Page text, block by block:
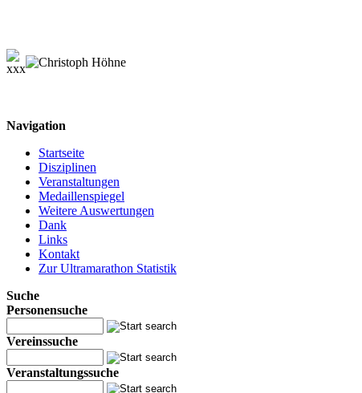
Navigation
Startseite
Disziplinen
Veranstaltungen
Medaillenspiegel
Weitere Auswertungen
Dank
Links
Kontakt
Zur Ultramarathon Statistik
Suche
Personensuche
Vereinssuche
Veranstaltungssuche